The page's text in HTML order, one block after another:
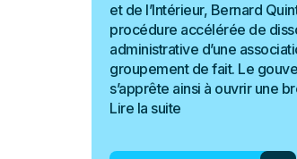
et de l’Intérieur, Bernard
procédure accélérée de
administrative d’une
groupement de fait. Le
s’apprête ainsi à ouvrir une
Lire la suite